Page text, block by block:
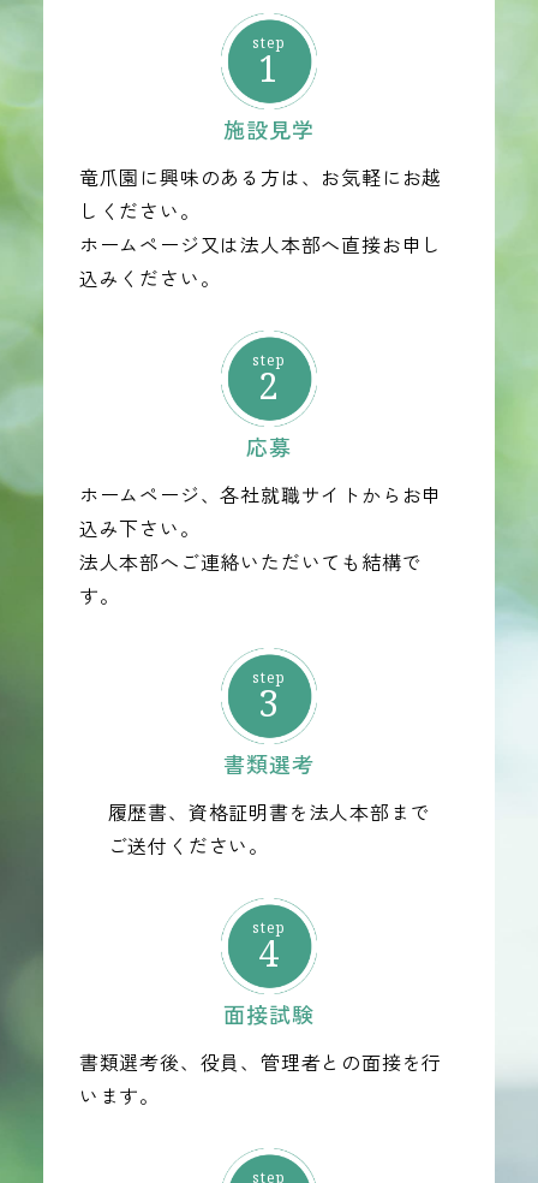
1
施設見学
竜爪園に興味のある方は、お気軽にお越
しください。
ホームページ又は法人本部へ直接お申し
込みください。
2
応募
ホームページ、各社就職サイトからお申
込み下さい。
法人本部へご連絡いただいても結構で
す。
3
書類選考
履歴書、資格証明書を法人本部まで
ご送付ください。
4
面接試験
書類選考後、役員、管理者との面接を行
います。